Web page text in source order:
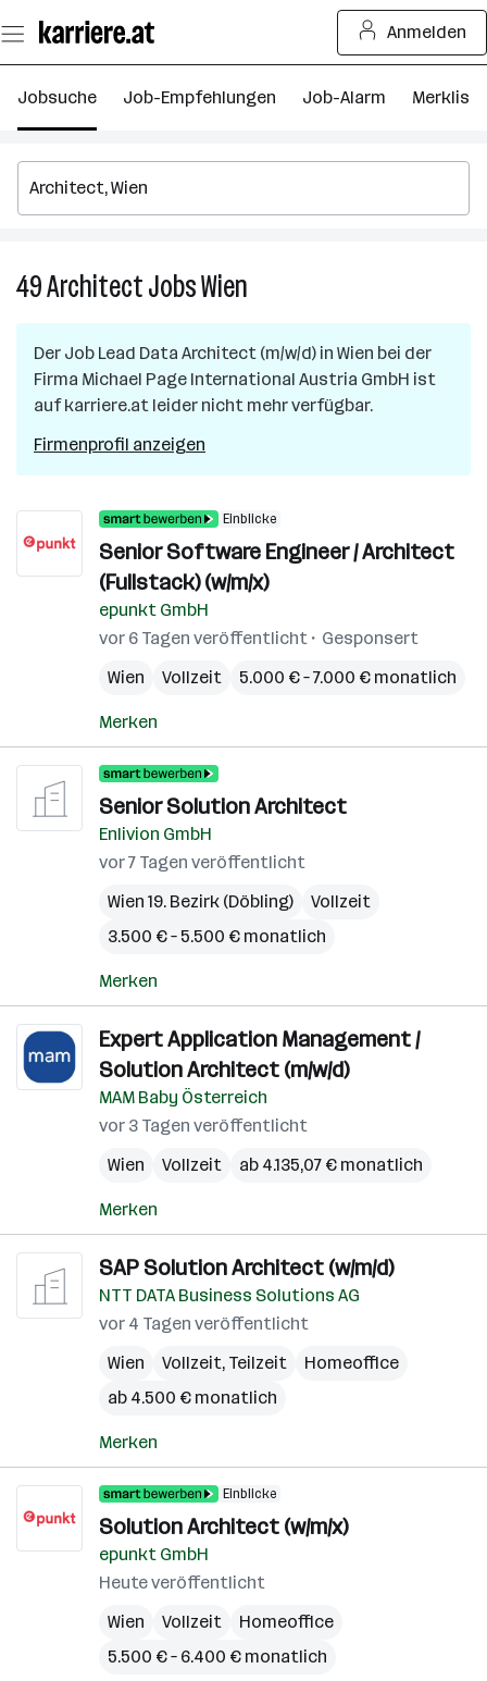
Seiteninhalt
springen
Anmelden
Jobsuche Job-Empfehlungen Job-Alarm Merkliste
49ArchitectJobsWien
in
Wien
Der Job Lead Data Architect (m/w/d) in Wien bei der
Firma Michael Page International Austria GmbH ist
auf karriere.at leider nicht mehr verfügbar.
Firmenprofil anzeigen
Einblicke
Senior Software Engineer / Architect
(Fullstack) (w/m/x)
epunkt GmbH
vor 6 Tagen veröffentlicht
Gesponsert
Wien
Vollzeit 5.000 € – 7.000 € monatlich
Merken
Senior Solution Architect
Enlivion GmbH
vor 7 Tagen veröffentlicht
Wien 19. Bezirk (Döbling)
Vollzeit
3.500 € – 5.500 € monatlich
Merken
Expert Application Management /
Solution Architect (m/w/d)
MAM Baby Österreich
vor 3 Tagen veröffentlicht
Wien
Vollzeit ab 4.135,07 € monatlich
Merken
SAP Solution Architect (w/m/d)
NTT DATA Business Solutions AG
vor 4 Tagen veröffentlicht
Wien
Vollzeit, Teilzeit
Homeoffice
ab 4.500 € monatlich
Merken
Einblicke
Solution Architect (w/m/x)
epunkt GmbH
Heute veröffentlicht
Wien
Vollzeit
Homeoffice
5.500 € – 6.400 € monatlich